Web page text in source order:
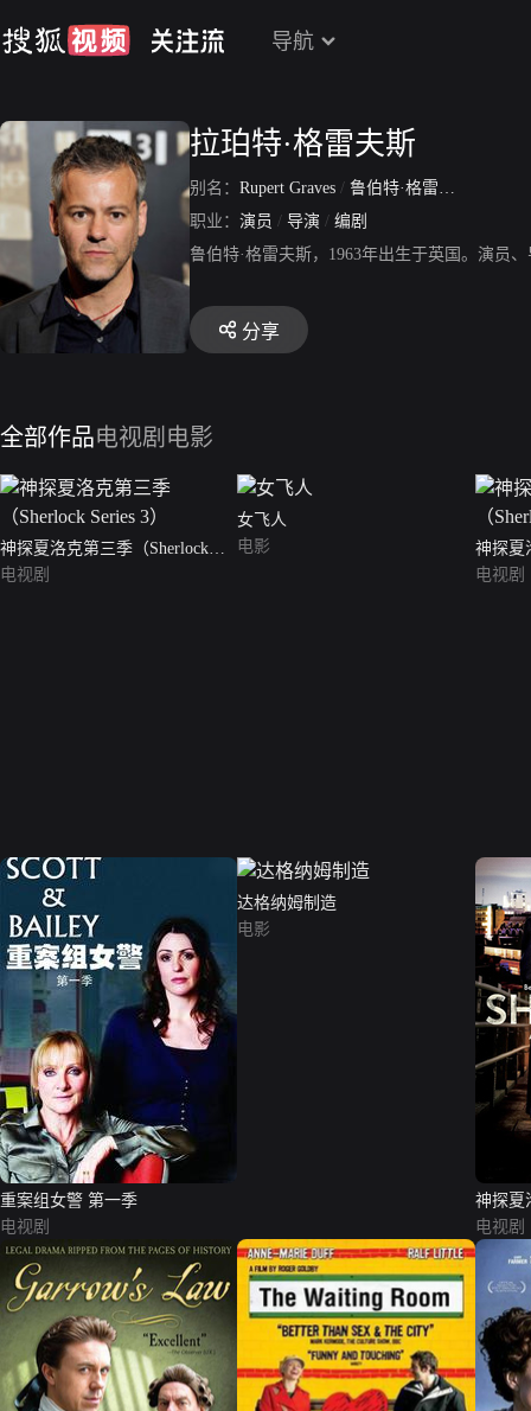
导航
拉珀特·格雷夫斯
别名： Rupert Graves / 鲁伯特·格雷夫斯
职业： 演员 / 导演 / 编剧
鲁伯特·格雷夫斯，1963年出生于英国。演员
分享
全部作品电视剧 电影
神探夏洛克第三季（Sherlock
Series 3）
电视剧
女飞人
电影
神探夏
Season
电视剧
重案组女警 第一季
电视剧
达格纳姆制造
电影
神探夏
1）
电视剧